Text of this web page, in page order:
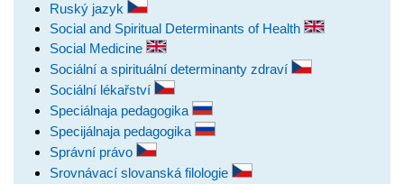
Ruský jazyk
Social and Spiritual Determinants of Health
Social Medicine
Sociální a spirituální determinanty zdraví
Sociální lékařství
Speciálnaja pedagogika
Specijálnaja pedagogika
Správní právo
Srovnávací slovanská filologie